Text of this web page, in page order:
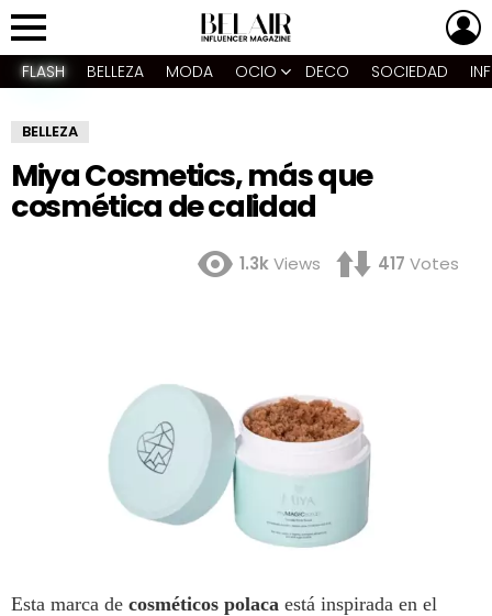
Menu
FLASH BELLEZA MODA OCIO DECO SOCIEDAD
BELLEZA
Miya Cosmetics, más que
cosmética de calidad
1.3kViews 417 Votes
Esta marca de cosméticos polaca está inspirada en el